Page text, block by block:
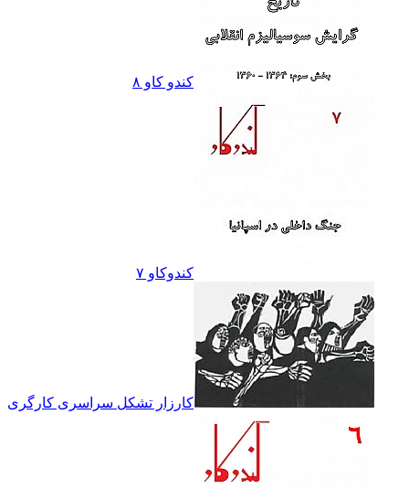
کندو کاو ٨
کندوکاو ۷
کارزار تشکل سراسرى کارگرى